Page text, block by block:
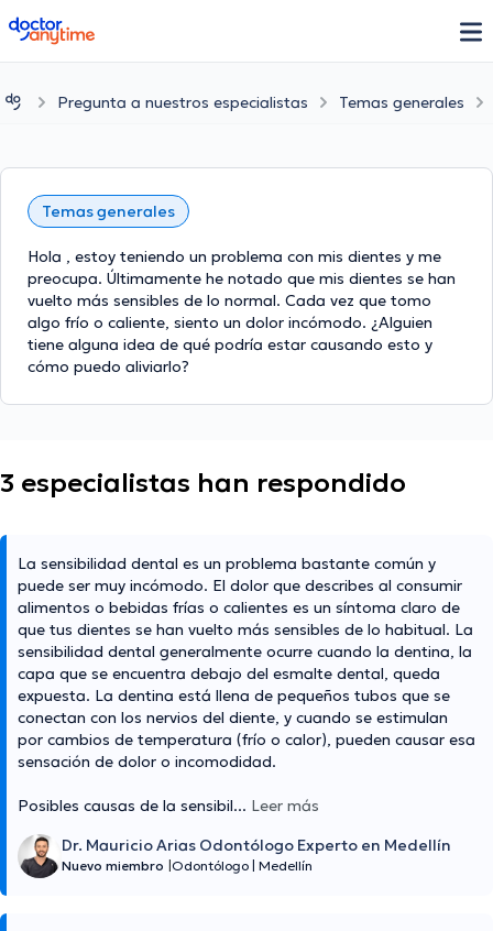
doctoranytime
Pregunta a nuestros especialistas Temas generales
Temas generales
Hola , estoy teniendo un problema con mis dientes y me
preocupa. Últimamente he notado que mis dientes se han
vuelto más sensibles de lo normal. Cada vez que tomo
algo frío o caliente, siento un dolor incómodo. ¿Alguien
tiene alguna idea de qué podría estar causando esto y
cómo puedo aliviarlo?
3 especialistas han respondido
La sensibilidad dental es un problema bastante común y
puede ser muy incómodo. El dolor que describes al consumir
alimentos o bebidas frías o calientes es un síntoma claro de
que tus dientes se han vuelto más sensibles de lo habitual. La
sensibilidad dental generalmente ocurre cuando la dentina, la
capa que se encuentra debajo del esmalte dental, queda
expuesta. La dentina está llena de pequeños tubos que se
conectan con los nervios del diente, y cuando se estimulan
por cambios de temperatura (frío o calor), pueden causar esa
sensación de dolor o incomodidad.
Posibles causas de la sensibil... Leer más
Dr. Mauricio Arias Odontólogo Experto en Medellín
Nuevo miembro Odontólogo Medellín